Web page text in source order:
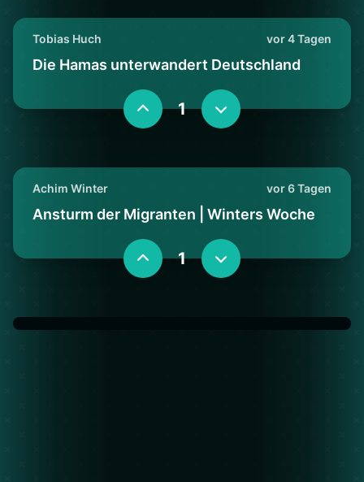
Tobias Huch vor 4 Tagen
Die Hamas unterwandert Deutschland
1
Achim Winter vor 6 Tagen
Ansturm der Migranten | Winters Woche
1